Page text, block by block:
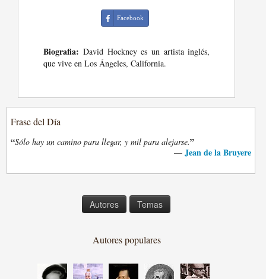
Facebook
Biografia: David Hockney es un artista inglés,
que vive en Los Ángeles, California.
Frase del Día
“Sólo hay un camino para llegar, y mil para alejarse.”
— Jean de la Bruyere
Autores Temas
Autores populares